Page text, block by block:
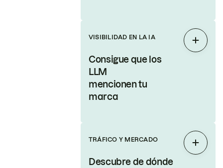
VISIBILIDAD EN LA IA
Consigue que los
LLM
mencionen tu
marca
TRÁFICO Y MERCADO
Descubre de dónde